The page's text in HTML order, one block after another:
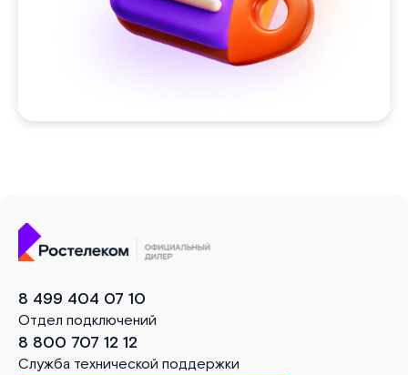
8 499 404 07 10
Отдел подключений
8 800 707 12 12
Служба технической поддержки